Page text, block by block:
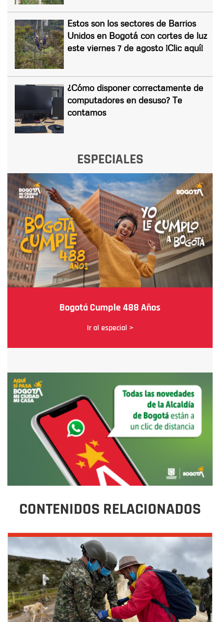
Estos son los sectores de Barrios
Unidos en Bogotá con cortes de luz
este viernes 7 de agosto ¡Clic aquí!
¿Cómo disponer correctamente de
computadores en desuso? Te
contamos
ESPECIALES
Bogotá Cumple 488 Años
Ir al especial >
CONTENIDOS RELACIONADOS